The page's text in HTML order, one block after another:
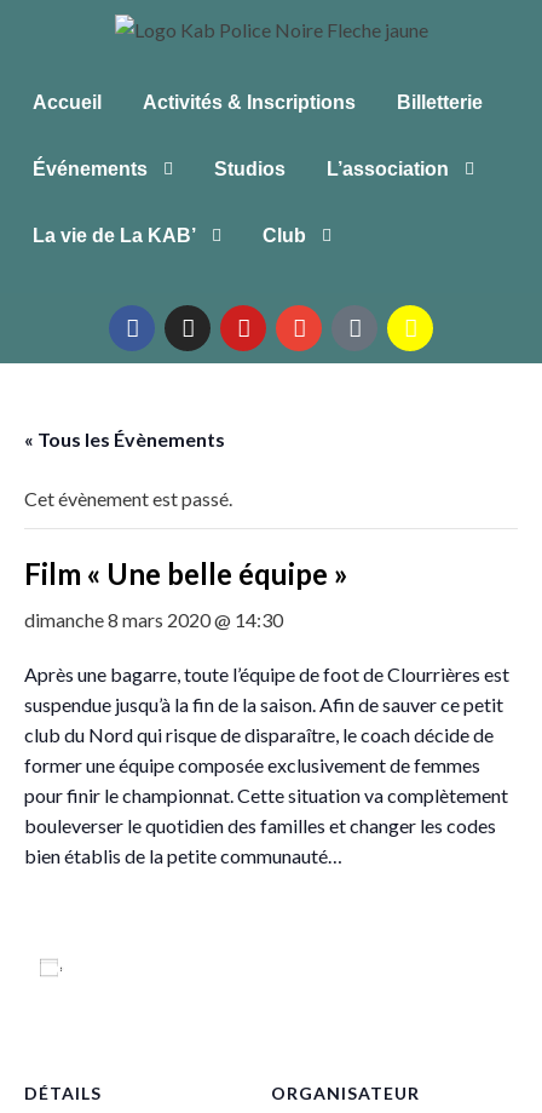
Accueil Activités & Inscriptions Billetterie
Événements Studios L’association
La vie de La KAB’ Club
« Tous les Évènements
Cet évènement est passé.
Film « Une belle équipe »
dimanche 8 mars 2020 @ 14:30
Après une bagarre, toute l’équipe de foot de Clourrières est
suspendue jusqu’à la fin de la saison. Afin de sauver ce petit
club du Nord qui risque de disparaître, le coach décide de
former une équipe composée exclusivement de femmes
pour finir le championnat. Cette situation va complètement
bouleverser le quotidien des familles et changer les codes
bien établis de la petite communauté…
DÉTAILS
ORGANISATEUR